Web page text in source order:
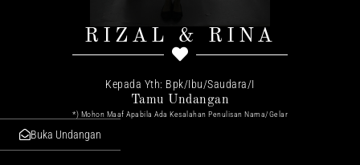
RIZAL & RINA
Kepada Yth: Bpk/Ibu/Saudara/I
Tamu Undangan
*) Mohon Maaf Apabila Ada Kesalahan Penulisan Nama/gelar
Buka Undangan